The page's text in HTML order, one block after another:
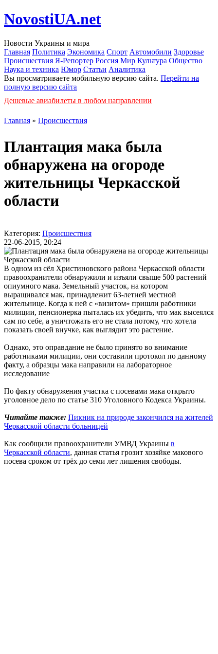
NovostiUA.net
Новости Украины и мира
Главная Политика Экономика Спорт Автомобили Здоровье
Происшествия Я-Репортер Россия Мир Культура Общество
Наука и техника Юмор Статьи Аналитика
Вы просматриваете мобильную версию сайта. Перейти на
полную версию сайта
Дешевые авиабилеты в любом направлении
Главная » Происшествия
Плантация мака была
обнаружена на огороде
жительницы Черкасской
области
Категория: Происшествия
22-06-2015, 20:24
В одном из сёл Христиновского района Черкасской области
правоохранители обнаружили и изъяли свыше 500 растений
опиумного мака. Земельный участок, на котором
выращивался мак, принадлежит 63-летней местной
жительнице. Когда к ней с «визитом» пришли работники
милиции, пенсионерка пыталась их убедить, что мак высеялся
сам по себе, а уничтожать его не стала потому, что хотела
показать своей внучке, как выглядит это растение.
Однако, это оправдание не было принято во внимание
работниками милиции, они составили протокол по данному
факту, а образцы мака направили на лабораторное
исследование
По факту обнаружения участка с посевами мака открыто
уголовное дело по статье 310 Уголовного Кодекса Украины.
Читайте также: Пикник на природе закончился на жителей
Черкасской области больницей
Как сообщили правоохранители УМВД Украины в
Черкасской области, данная статья грозит хозяйке макового
посева сроком от трёх до семи лет лишения свободы.